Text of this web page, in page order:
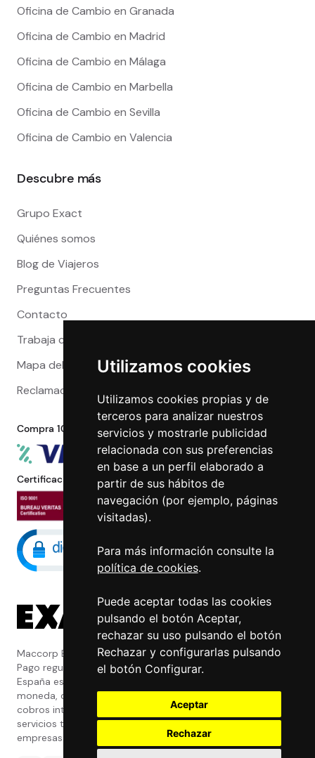
Utilizamos cookies
Utilizamos cookies propias y de
terceros para analizar nuestros
servicios y mostrarle publicidad
relacionada con sus preferencias
en base a un perfil elaborado a
partir de sus hábitos de
navegación (por ejemplo, páginas
visitadas).
Para más información consulte la
política de cookies.
Puede aceptar todas las cookies
pulsando el botón Aceptar,
rechazar su uso pulsando el botón
Rechazar y configurarlas pulsando
el botón Configurar.
Aceptar
Rechazar
Oficina de Cambio en Granada
Oficina de Cambio en Madrid
Oficina de Cambio en Málaga
Oficina de Cambio en Marbella
Oficina de Cambio en Sevilla
Oficina de Cambio en Valencia
Descubre más
Grupo Exact
Quiénes somos
Blog de Viajeros
Preguntas Frecuentes
Contacto
Trabaja con nosotros
Mapa del sitio
Reclamaciones
Compra 100% segura
Certificaciones
Maccorp Exact Change es una Entidad de
Pago regulada y con licencia del Banco de
España especializada en cambio de
moneda, divisas, transferencias, pagos y
cobros internacionales que presta estos
servicios tanto a particulares como a
empresas.